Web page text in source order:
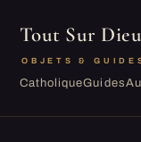
Tout Sur Dieu
OBJETS &
CatholiqueGuides